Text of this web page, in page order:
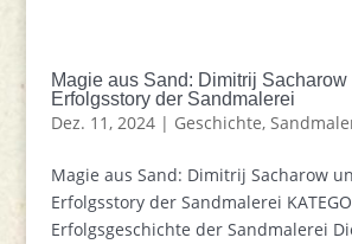
Magie aus Sand: Dimitrij Sacharow
Erfolgsstory der Sandmalerei
Dez. 11, 2024| Geschichte,
Magie aus Sand: Dimitrij Sacharow
Erfolgsstory der Sandmalerei
Erfolgsgeschichte der Sandmalerei